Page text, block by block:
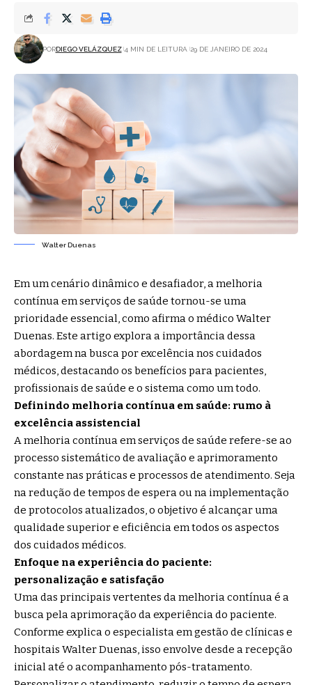
PORDIEGO VELÁZQUEZ 4 MIN DE LEITURA 29 DE JANEIRO DE 2024
Walter Duenas
Em um cenário dinâmico e desafiador, a melhoria
contínua em serviços de saúde tornou-se uma
prioridade essencial, como afirma o médico Walter
Duenas. Este artigo explora a importância dessa
abordagem na busca por excelência nos cuidados
médicos, destacando os benefícios para pacientes,
profissionais de saúde e o sistema como um todo.
Definindo melhoria contínua em saúde: rumo à
excelência assistencial
A melhoria contínua em serviços de saúde refere-se ao
processo sistemático de avaliação e aprimoramento
constante nas práticas e processos de atendimento. Seja
na redução de tempos de espera ou na implementação
de protocolos atualizados, o objetivo é alcançar uma
qualidade superior e eficiência em todos os aspectos
dos cuidados médicos.
Enfoque na experiência do paciente:
personalização e satisfação
Uma das principais vertentes da melhoria contínua é a
busca pela aprimoração da experiência do paciente.
Conforme explica o especialista em gestão de clínicas e
hospitais Walter Duenas, isso envolve desde a recepção
inicial até o acompanhamento pós-tratamento.